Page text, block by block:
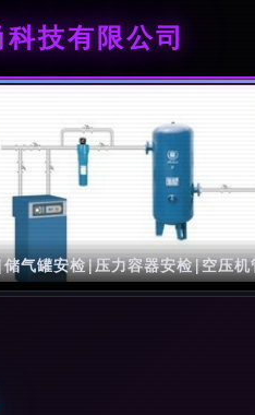
技有限公司
气罐安检|压力容器安检|空压机